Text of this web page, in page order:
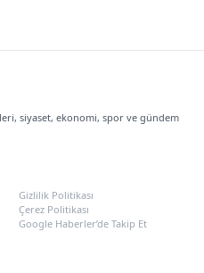
siyaset, ekonomi, spor ve gündem
Gizlilik Politikası
Çerez Politikası
Google Haberler’de Takip Et